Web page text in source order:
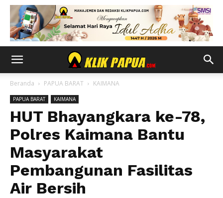
Beranda PAPUA BARAT KAIMANA
PAPUA BARAT KAIMANA
HUT Bhayangkara ke-78,
Polres Kaimana Bantu
Masyarakat
Pembangunan Fasilitas
Air Bersih